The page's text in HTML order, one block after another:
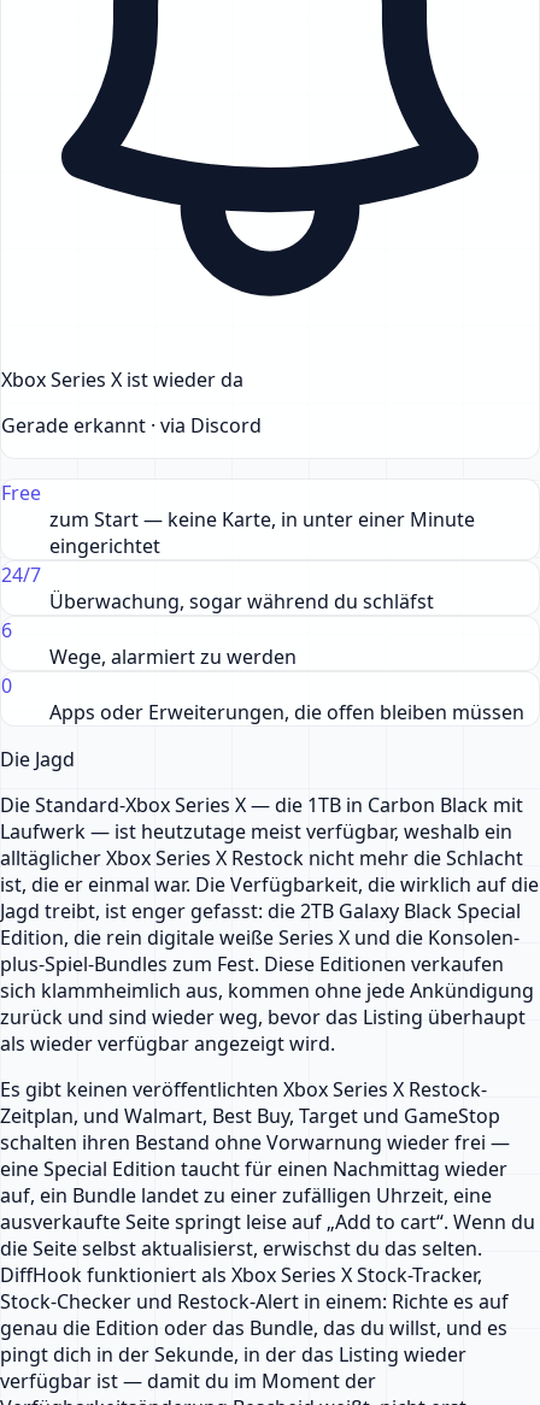
Xbox Series X ist wieder da
Gerade erkannt · via Discord
Free
zum Start — keine Karte, in unter einer Minute
eingerichtet
24/7
Überwachung, sogar während du schläfst
6
Wege, alarmiert zu werden
0
Apps oder Erweiterungen, die offen bleiben müssen
Die Jagd
Die Standard-Xbox Series X — die 1TB in Carbon Black mit
Laufwerk — ist heutzutage meist verfügbar, weshalb ein
alltäglicher Xbox Series X Restock nicht mehr die Schlacht
ist, die er einmal war. Die Verfügbarkeit, die wirklich auf die
Jagd treibt, ist enger gefasst: die 2TB Galaxy Black Special
Edition, die rein digitale weiße Series X und die Konsolen-
plus-Spiel-Bundles zum Fest. Diese Editionen verkaufen
sich klammheimlich aus, kommen ohne jede Ankündigung
zurück und sind wieder weg, bevor das Listing überhaupt
als wieder verfügbar angezeigt wird.
Es gibt keinen veröffentlichten Xbox Series X Restock-
Zeitplan, und Walmart, Best Buy, Target und GameStop
schalten ihren Bestand ohne Vorwarnung wieder frei —
eine Special Edition taucht für einen Nachmittag wieder
auf, ein Bundle landet zu einer zufälligen Uhrzeit, eine
ausverkaufte Seite springt leise auf „Add to cart“. Wenn du
die Seite selbst aktualisierst, erwischst du das selten.
DiffHook funktioniert als Xbox Series X Stock-Tracker,
Stock-Checker und Restock-Alert in einem: Richte es auf
genau die Edition oder das Bundle, das du willst, und es
pingt dich in der Sekunde, in der das Listing wieder
verfügbar ist — damit du im Moment der